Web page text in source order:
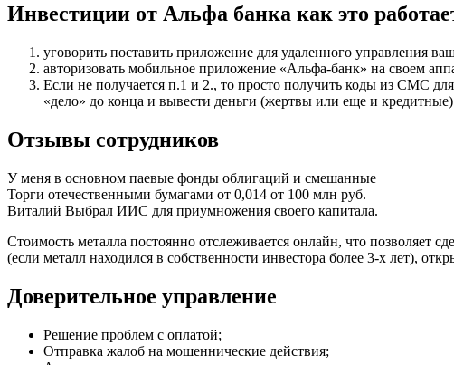
Инвестиции от Альфа банка как это
уговорить поставить приложение для удаленного управления
авторизовать мобильное приложение «Альфа-банк» на своем
Если не получается п.1 и 2., то просто получить коды из СМС
«дело» до конца и вывести деньги (жертвы или еще и
Отзывы сотрудников
У меня в основном паевые фонды облигаций и смешанные
Торги отечественными бумагами от 0,014 от 100 млн руб.
Виталий Выбрал ИИС для приумножения своего капитала.
Стоимость металла постоянно отслеживается онлайн, что позволяет
(если металл находился в собственности инвестора более 3‐х лет),
Доверительное управление
Решение проблем с оплатой;
Отправка жалоб на мошеннические действия;